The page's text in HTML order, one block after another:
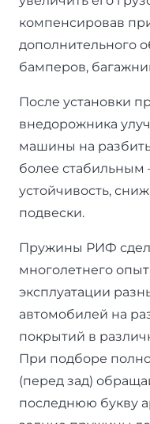
компенсировав
дополнительного
бамперов,
После установки
внедорожника
машины на
более стабильным
устойчивость,
подвески.
Пружины РИФ
многолетнего
эксплуатации
автомобилей на
покрытий в
При подборе
(перед зад)
последнюю букву